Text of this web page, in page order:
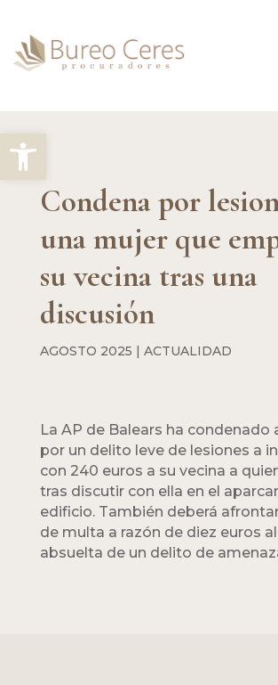
Abrir barra de herramientas
Condena por
una mujer que
su vecina tras una
discusión
AGOSTO 2025 | ACTUALIDAD
La AP de Balears ha condenado
por un delito leve de lesiones a
con 240 euros a su vecina a
tras discutir con ella en el
edificio. También deberá
de multa a razón de diez euros
absuelta de un delito de